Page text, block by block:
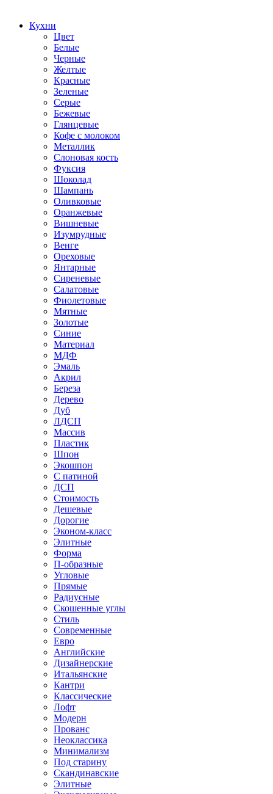
Кухни
Цвет
Белые
Черные
Желтые
Красные
Зеленые
Серые
Бежевые
Глянцевые
Кофе с молоком
Металлик
Слоновая кость
Фуксия
Шоколад
Шампань
Оливковые
Оранжевые
Вишневые
Изумрудные
Венге
Ореховые
Янтарные
Сиреневые
Салатовые
Фиолетовые
Мятные
Золотые
Синие
Материал
МДФ
Эмаль
Акрил
Береза
Дерево
Дуб
ЛДСП
Массив
Пластик
Шпон
Экошпон
С патиной
ДСП
Стоимость
Дешевые
Дорогие
Эконом-класс
Элитные
Форма
П-образные
Угловые
Прямые
Радиусные
Скошенные углы
Стиль
Современные
Евро
Английские
Дизайнерские
Итальянские
Кантри
Классические
Лофт
Модерн
Прованс
Неоклассика
Минимализм
Под старину
Скандинавские
Элитные